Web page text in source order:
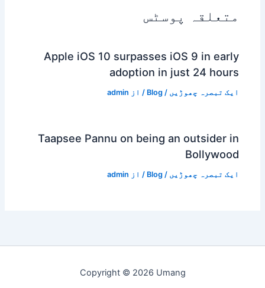
متعلقہ پوسٹس
Apple iOS 10 surpasses iOS 9 in early
adoption in just 24 hours
ایک تبصرہ چھوڑیں /
Blog / از admin
Taapsee Pannu on being an outsider in
Bollywood
ایک تبصرہ چھوڑیں /
Blog / از admin
Copyright © 2026 Umang